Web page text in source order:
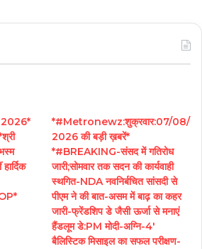
2026*
*#Metronewz:शुक्रवार:07/08/
2026 की बड़ी ख़बरें*
*#BREAKING-संसद में गतिरोध
जारी;सोमवार तक सदन की कार्यवाही
स्थगित-NDA नवनिर्बचित सांसदी से
पीएम ने की बात-असम में बाढ़ का कहर
जारी-फ्रेंडशिप डे जैसी ऊर्जा से मनाएं
हैंडलूम डे:PM मोदी-अग्नि-4′
बैलिस्टिक मिसाइल का सफल परीक्षण-